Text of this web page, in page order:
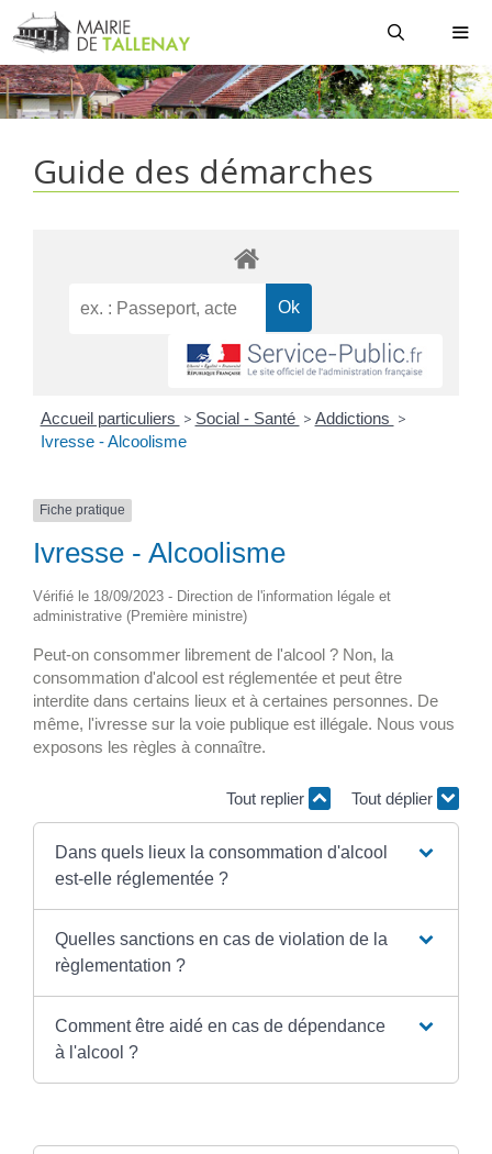
Aller
au
contenu
Guide des démarches
Accueil particuliers > Social - Santé > Addictions >
Ivresse - Alcoolisme
Fiche pratique
Ivresse - Alcoolisme
Vérifié le 18/09/2023 - Direction de l'information légale et
administrative (Première ministre)
Peut-on consommer librement de l'alcool ? Non, la
consommation d'alcool est réglementée et peut être
interdite dans certains lieux et à certaines personnes. De
même, l'ivresse sur la voie publique est illégale. Nous vous
exposons les règles à connaître.
Tout replier Tout déplier
Dans quels lieux la consommation d'alcool
est-elle réglementée ?
Quelles sanctions en cas de violation de la
règlementation ?
Comment être aidé en cas de dépendance
à l'alcool ?